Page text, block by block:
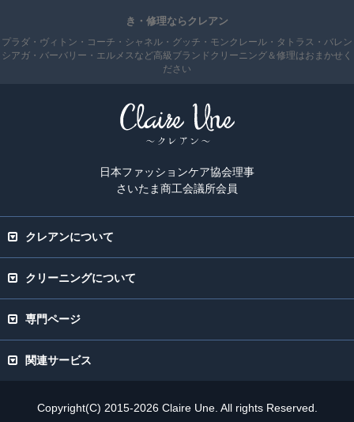
き・修理ならクレアン
プラダ・ヴィトン・コーチ・シャネル・グッチ・モンクレール・タトラス・バレン
シアガ・バーバリー・エルメスなど高級ブランドクリーニング＆修理はおまかせく
ださい
日本ファッションケア協会理事
さいたま商工会議所会員
クレアンについて
クリーニングについて
専門ページ
関連サービス
Copyright(C) 2015-2026 Claire Une. All rights Reserved.